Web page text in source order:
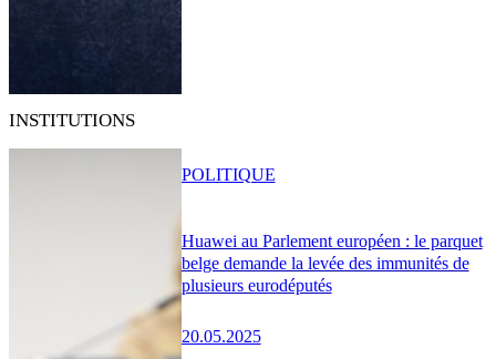
INSTITUTIONS
Huawei au Parlement européen : le parquet
belge demande la levée des immunités de
plusieurs eurodéputés
20.05.2025
POLITIQUE